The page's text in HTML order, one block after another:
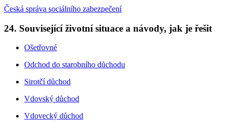
Česká správa sociálního zabezpečení
24. Související životní situace a návody, jak je řešit
Ošetřovné
Odchod do starobního důchodu
Sirotčí důchod
Vdovský důchod
Vdovecký důchod